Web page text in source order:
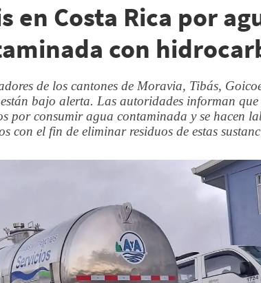
en Costa Rica por
con
de los cantones de Moravia, Tibás,
bajo alerta. Las autoridades informan que
por consumir agua contaminada y se hacen
con el fin de eliminar residuos de estas